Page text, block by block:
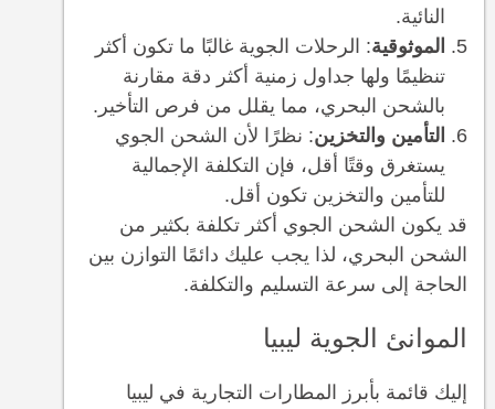
النائية.
الموثوقية: الرحلات الجوية غالبًا ما تكون أكثر
تنظيمًا ولها جداول زمنية أكثر دقة مقارنة
بالشحن البحري، مما يقلل من فرص التأخير.
التأمين والتخزين: نظرًا لأن الشحن الجوي
يستغرق وقتًا أقل، فإن التكلفة الإجمالية
للتأمين والتخزين تكون أقل.
قد يكون الشحن الجوي أكثر تكلفة بكثير من
الشحن البحري، لذا يجب عليك دائمًا التوازن بين
الحاجة إلى سرعة التسليم والتكلفة.
الموانئ الجوية ليبيا
إليك قائمة بأبرز المطارات التجارية في ليبيا